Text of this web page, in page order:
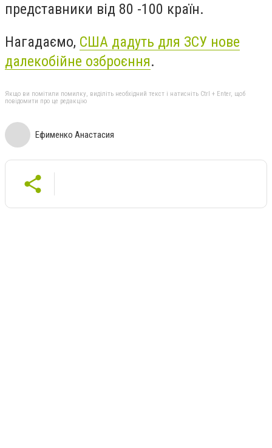
представники від 80 -100 країн.
Нагадаємо, США дадуть для ЗСУ нове
далекобійне озброєння.
Якщо ви помітили помилку, виділіть необхідний текст і натисніть Ctrl + Enter, щоб
повідомити про це редакцію
Ефименко Анастасия